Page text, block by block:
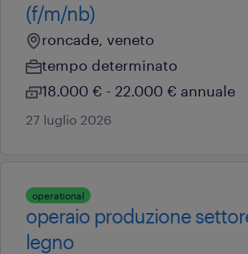
(f/m/nb)
roncade, veneto
tempo determinato
18.000 € - 22.000 € annuale
27 luglio 2026
operational
operaio produzione
legno